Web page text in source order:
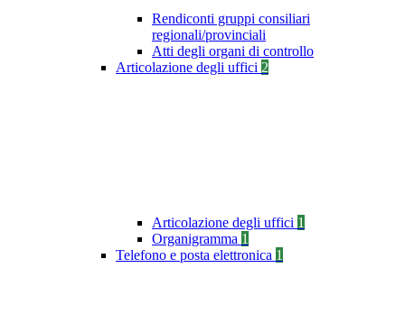
Rendiconti gruppi consiliari
regionali/provinciali
Atti degli organi di controllo
Articolazione degli uffici 2
Articolazione degli uffici 1
Organigramma 1
Telefono e posta elettronica 1